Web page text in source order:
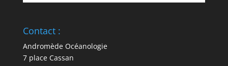
Contact :
Andromède Océanologie
7 place Cassan